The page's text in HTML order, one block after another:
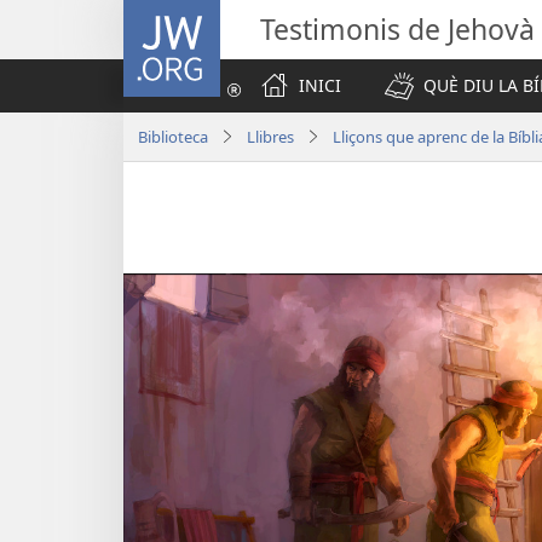
JW.ORG Testimonis de Jehovà
INICI
QUÈ DIU LA
Biblioteca Llibres Lliçons que aprenc de la